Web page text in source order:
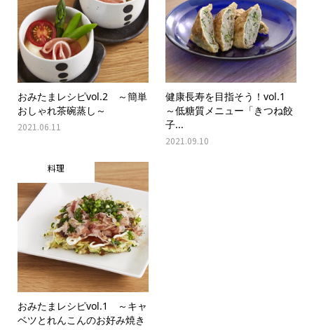
おみたまレシピvol.2 ～簡単
おしゃれ茶碗蒸し～
2021.06.11
健康長寿を目指そう！vol.1
～低糖質メニュー「きつね餃
子...
2021.09.10
料理
おみたまレシピvol.1 ～キャ
ベツとれんこんのお好み焼き